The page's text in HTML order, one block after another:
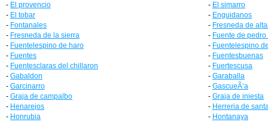
- El provencio - El simarro
- El tobar - Enguidanos
- Fontanales - Fresneda de
- Fresneda de la sierra - Fuente de
- Fuentelespino de haro - Fuentelespino
- Fuentes - Fuentesbuenas
- Fuentesclaras del chillaron - Fuertescusa
- Gabaldon - Garaballa
- Garcinarro - GascueÃ‘a
- Graja de campalbo - Graja de iniesta
- Henarejos - Herreria de
- Honrubia - Hontanaya